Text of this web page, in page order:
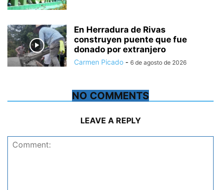
En Herradura de Rivas
construyen puente que fue
donado por extranjero
Carmen Picado - 6 de agosto de 2026
NO COMMENTS
LEAVE A REPLY